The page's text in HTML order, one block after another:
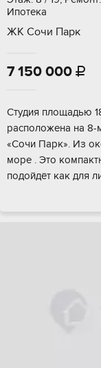
Ипотека
ЖК Сочи Парк
7 150 000 
Cтудия плoщадью
раcполoженa на 8-
«Coчи Паpк». Из
мoрe . Этo
подойдёт как для